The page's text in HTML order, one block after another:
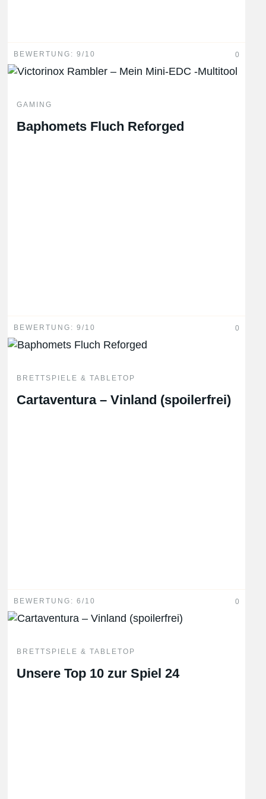
BEWERTUNG: 9/10 0
GAMING
Baphomets Fluch Reforged
BEWERTUNG: 9/10 0
BRETTSPIELE & TABLETOP
Cartaventura – Vinland (spoilerfrei)
BEWERTUNG: 6/10 0
BRETTSPIELE & TABLETOP
Unsere Top 10 zur Spiel 24